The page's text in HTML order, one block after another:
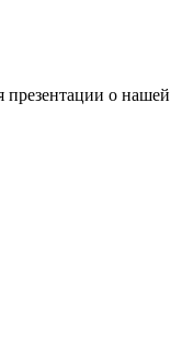
презентации о нашей